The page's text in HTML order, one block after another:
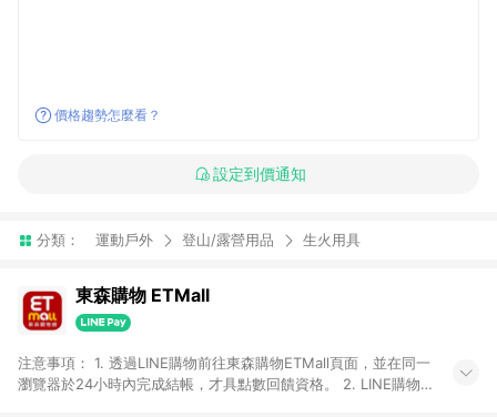
價格趨勢怎麼看？
設定到價通知
分類： 運動戶外 登山/露營用品 生火用具
東森購物 ETMall
注意事項： 1. 透過LINE購物前往東森購物ETMall頁面，並在同一
瀏覽器於24小時內完成結帳，才具點數回饋資格。 2. LINE購物